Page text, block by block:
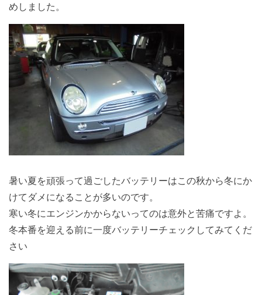
めしました。
暑い夏を頑張って過ごしたバッテリーはこの秋から冬にか
けてダメになることが多いのです。
寒い冬にエンジンかからないってのは意外と苦痛ですよ。
冬本番を迎える前に一度バッテリーチェックしてみてくだ
さい